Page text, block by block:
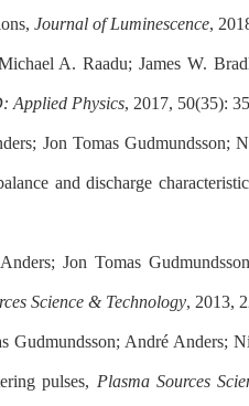
Journal of Luminescence,
A. Raadu; James W.
Applied Physics, 2017, 50(35):
Jon Tomas Gudmundsson;
and discharge
Jon Tomas
Science & Technology, 2013,
André Anders;
pulses, Plasma Sources